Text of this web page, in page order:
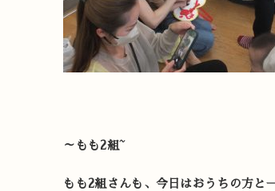
～もも2組~
もも2組さんも、今日はおうちの方と